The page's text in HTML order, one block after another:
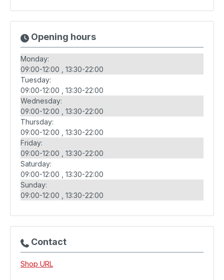
Opening hours
Monday:
09:00-12:00
13:30-22:00
Tuesday:
09:00-12:00
13:30-22:00
Wednesday:
09:00-12:00
13:30-22:00
Thursday:
09:00-12:00
13:30-22:00
Friday:
09:00-12:00
13:30-22:00
Saturday:
09:00-12:00
13:30-22:00
Sunday:
09:00-12:00
13:30-22:00
Contact
Shop URL